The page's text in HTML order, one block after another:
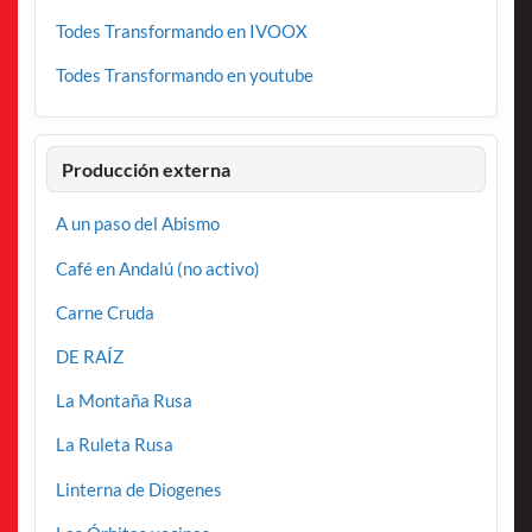
Todes Transformando en IVOOX
Todes Transformando en youtube
Producción externa
A un paso del Abismo
Café en Andalú (no activo)
Carne Cruda
DE RAÍZ
La Montaña Rusa
La Ruleta Rusa
Linterna de Diogenes